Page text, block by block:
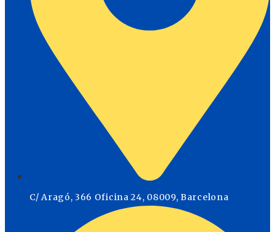
C/ Aragó, 366 Oficina 24, 08009, Barcelona